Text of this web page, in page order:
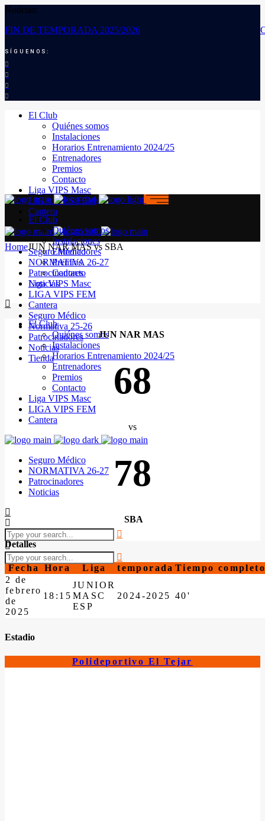
Noticias:
FIN DE TEMPORADA 2025/2026
SÍGUENOS:
El Club
Quiénes somos
Instalaciones
Horarios Entrenamiento 2024/25
Entrenadores
Premios
Contacto
Liga VIPS Masc
LIGA VIPS FEM
Cantera
Seguro Médico
NORMATIVA 26-27
Patrocinadores
Noticias
El Club
Quiénes somos
Instalaciones
Horarios Entrenamiento 2024/25
Entrenadores
Premios
Contacto
Liga VIPS Masc
LIGA VIPS FEM
Cantera
Seguro Médico
NORMATIVA 26-27
Patrocinadores
Noticias
El Club
Quiénes somos
Instalaciones
Entrenadores
Premios
Contacto
Liga VIPS Masc
LIGA VIPS FEM
Cantera
Seguro Médico
Normativa 25-26
Patrocinadores
Noticias
Tienda
HomeJUN NAR MAS vs SBA
JUN NAR MAS
68
vs
78
SBA
Detalles
Fecha Hora Liga temporada Tiempo completo
2 de
febrero
de
2025
18:15
JUNIOR
MASC
ESP
2024-2025 40'
Estadio
Polideportivo El Tejar